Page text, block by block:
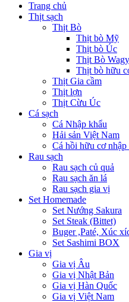
Trang chủ
Thịt sạch
Thịt Bò
Thịt bò Mỹ
Thịt bò Úc
Thịt Bò
Thịt bò hữu
Thịt Gia cầm
Thịt lợn
Thịt Cừu Úc
Cá sạch
Cá Nhập khẩu
Hải sản Việt Nam
Cá hồi hữu cơ nhập
Rau sạch
Rau sạch củ quả
Rau sạch ăn lá
Rau sạch gia vị
Set Homemade
Set Nướng Sakura
Set Steak (Bittet)
Buger ,Paté, Xúc
Set Sashimi BOX
Gia vị
Gia vị Âu
Gia vị Nhật Bản
Gia vị Hàn Quốc
Gia vị Việt Nam